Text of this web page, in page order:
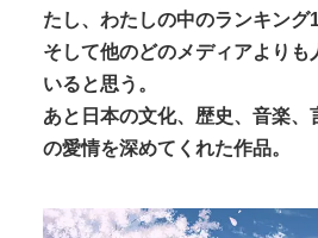
たし、わたしの中のランキング
そして他のどのメディアよりも
いると思う。
あと日本の文化、歴史、音楽、
の愛情を深めてくれた作品。